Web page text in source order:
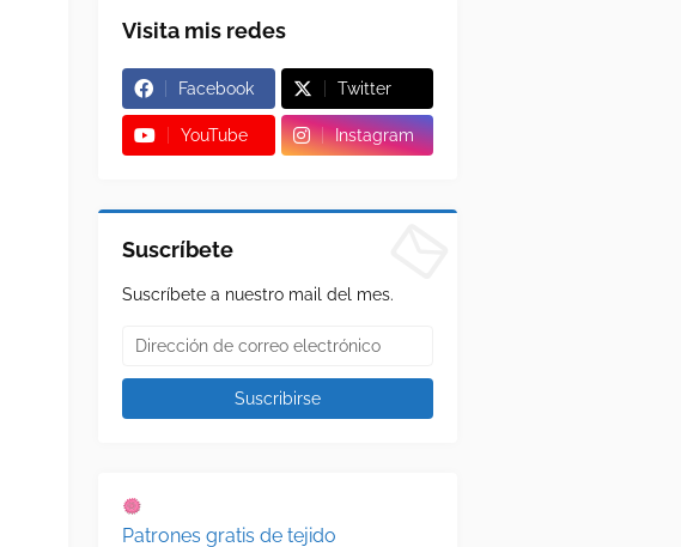
Visita mis redes
Facebook Twitter
YouTube Instagram
Suscríbete
Suscríbete a nuestro mail del mes.
Patrones gratis de tejido